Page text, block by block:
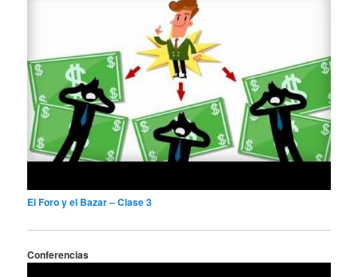
El Foro y el Bazar – Clase 3
Conferencias